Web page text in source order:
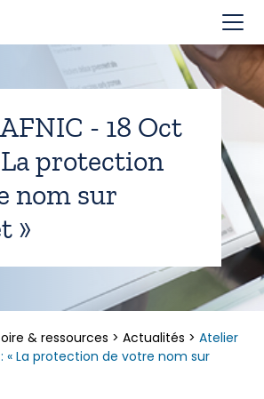
- 18 Oct
La protection
nom sur
»
& ressources > Actualités > Atelier
: « La protection de votre nom sur
cookies